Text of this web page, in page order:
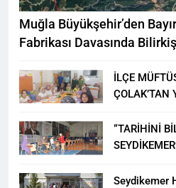
Muğla Büyükşehir’den
Fabrikası Davasında
İLÇE
ÇOLAK’TAN
“TARİHİNİ
Seydikemer